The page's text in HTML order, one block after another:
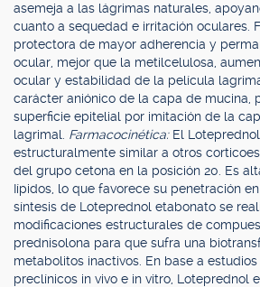
asemeja a las lágrimas naturales,
cuanto a sequedad e irritación oculares.
protectora de mayor adherencia y
ocular, mejor que la metilcelulosa,
ocular y estabilidad de la película
carácter aniónico de la capa de mucina,
superficie epitelial por imitación de la
lagrimal. Farmacocinética: El
estructuralmente similar a otros
del grupo cetona en la posición 20. Es
Iípidos, lo que favorece su penetración
síntesis de Loteprednol etabonato se
modificaciones estructurales de
prednisolona para que sufra una
metabolitos inactivos. En base a
preclínicos in vivo e in vitro, Loteprednol